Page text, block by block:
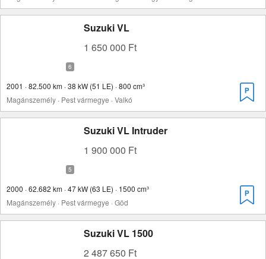
Suzuki VL
1 650 000 Ft
2001 · 82.500 km · 38 kW (51 LE) · 800 cm³
Magánszemély · Pest vármegye · Valkó
Suzuki VL Intruder
1 900 000 Ft
2000 · 62.682 km · 47 kW (63 LE) · 1500 cm³
Magánszemély · Pest vármegye · Göd
Suzuki VL 1500
2 487 650 Ft